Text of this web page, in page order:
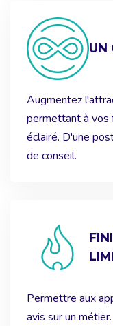
UN
Augmentez
permettant à vos
éclairé. D'une
de conseil.
Permettre aux
avis sur un